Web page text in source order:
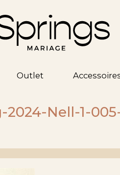
Outlet
2024-Nell-1-